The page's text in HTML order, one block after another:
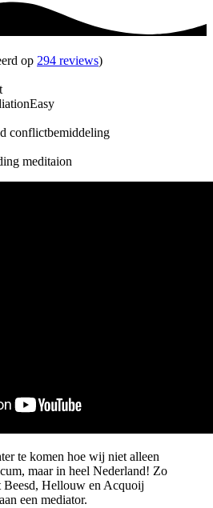
op 294 reviews)
te komen hoe wij niet alleen
maar in heel Nederland! Zo
Beesd, Hellouw en Acquoij
een mediator.